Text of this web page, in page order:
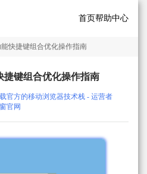
首页帮助中心
快捷键组合优化操作指南
捷键组合优化操作指南
官方的移动浏览器技术栈 - 运营者
官网